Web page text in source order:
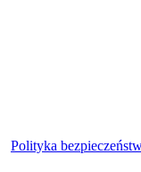
Polityka